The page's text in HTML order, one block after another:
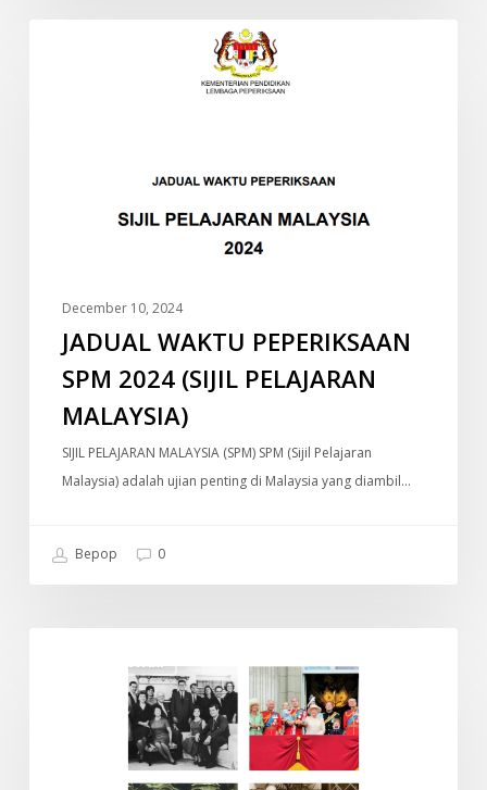
December 10, 2024
JADUAL WAKTU PEPERIKSAAN
SPM 2024 (SIJIL PELAJARAN
MALAYSIA)
SIJIL PELAJARAN MALAYSIA (SPM) SPM (Sijil Pelajaran
Malaysia) adalah ujian penting di Malaysia yang diambil…
Bepop 0
DOKUMENTARI